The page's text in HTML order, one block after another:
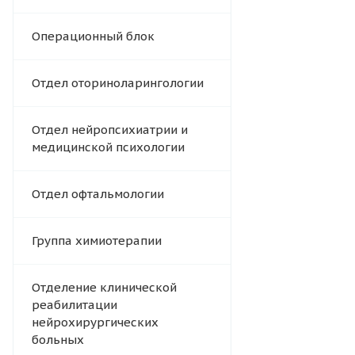
Операционный блок
Отдел оториноларингологии
Отдел нейропсихиатрии и
медицинской психологии
Отдел офтальмологии
Группа химиотерапии
Отделение клинической
реабилитации
нейрохирургических
больных